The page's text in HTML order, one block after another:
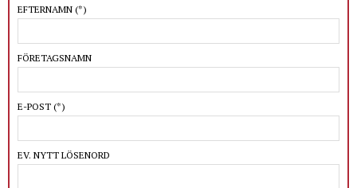
EFTERNAMN (*)
FÖRETAGSNAMN
E-POST (*)
EV. NYTT LÖSENORD